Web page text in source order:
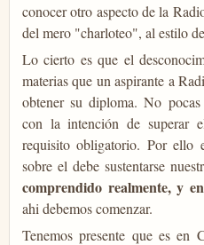
conocer otro aspecto de la
del mero "charloteo", al estilo
Lo cierto es que el
materias que un aspirante a
obtener su diploma. No pocas
con la intención de superar
requisito obligatorio. Por ello
sobre el debe sustentarse
comprendido realmente, y
ahi debemos comenzar.
Tenemos presente que es en